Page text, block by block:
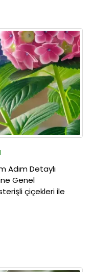
Adım Detaylı
Genel
çiçekleri ile